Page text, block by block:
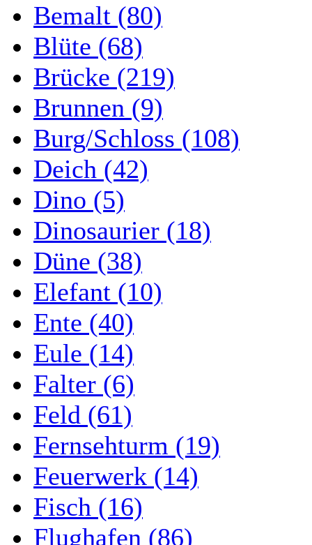
Bemalt (80)
Blüte (68)
Brücke (219)
Brunnen (9)
Burg/Schloss (108)
Deich (42)
Dino (5)
Dinosaurier (18)
Düne (38)
Elefant (10)
Ente (40)
Eule (14)
Falter (6)
Feld (61)
Fernsehturm (19)
Feuerwerk (14)
Fisch (16)
Flughafen (86)